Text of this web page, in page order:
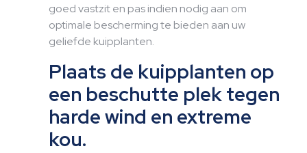
goed vastzit en pas indien nodig aan om
optimale bescherming te bieden aan uw
geliefde kuipplanten.
Plaats de kuipplanten op
een beschutte plek tegen
harde wind en extreme
kou.